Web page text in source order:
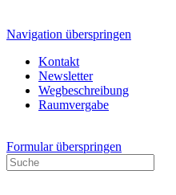
Navigation überspringen
Kontakt
Newsletter
Wegbeschreibung
Raumvergabe
Formular überspringen